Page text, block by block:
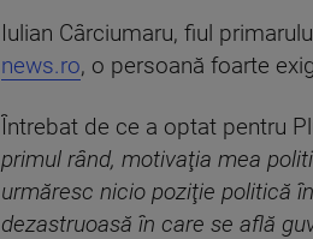
Iulian Cârciumaru, fiul
news.ro, o persoană foarte
Întrebat de ce a optat pentru
primul rând, motivaţia mea
urmăresc nicio poziţie politică
dezastruoasă în care se află